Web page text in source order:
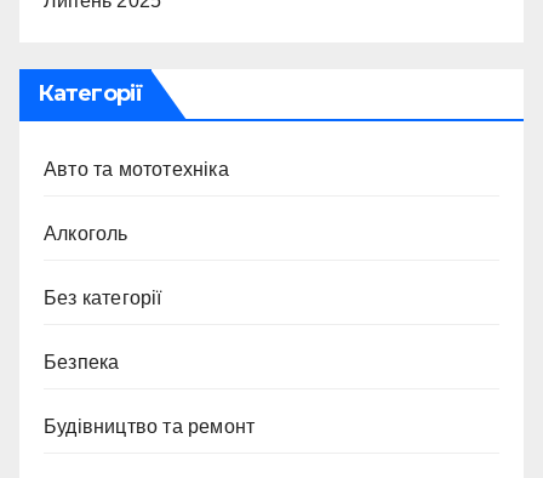
Категорії
Авто та мототехніка
Алкоголь
Без категорії
Безпека
Будівництво та ремонт